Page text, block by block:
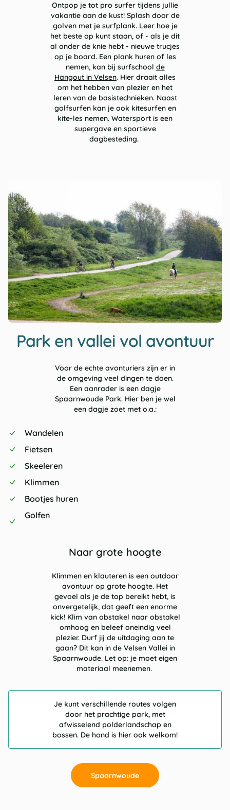
Ontpop je tot pro surfer tijdens jullie
vakantie aan de kust! Splash door de
golven met je surfplank. Leer hoe je
het beste op kunt staan, of - als je dit
al onder de knie hebt - nieuwe trucjes
op je board. Een plank huren of les
nemen, kan bij surfschool de
Hangout in Velsen. Hier draait alles
om het hebben van plezier en het
leren van de basistechnieken. Naast
golfsurfen kan je ook kitesurfen en
kite-les nemen. Watersport is een
supergave en sportieve
dagbesteding.
Park en vallei vol avontuur
Voor de echte avonturiers zijn er in
de omgeving veel dingen te doen.
Een aanrader is een dagje
Spaarnwoude Park. Hier ben je wel
een dagje zoet met o.a.:
Wandelen
Fietsen
Skeeleren
Klimmen
Bootjes huren
Golfen
Naar grote hoogte
Klimmen en klauteren is een outdoor
avontuur op grote hoogte. Het
gevoel als je de top bereikt hebt, is
onvergetelijk, dat geeft een enorme
kick! Klim van obstakel naar obstakel
omhoog en beleef oneindig veel
plezier. Durf jij de uitdaging aan te
gaan? Dit kan in de Velsen Vallei in
Spaarnwoude. Let op: je moet eigen
materiaal meenemen.
Je kunt verschillende routes volgen
door het prachtige park, met
afwisselend polderlandschap en
bossen. De hond is hier ook welkom!
Spaarnwoude